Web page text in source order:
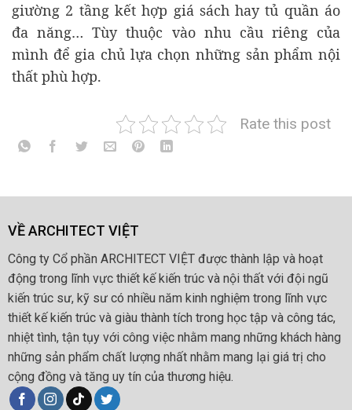
giường 2 tầng kết hợp giá sách hay tủ quần áo
đa năng… Tùy thuộc vào nhu cầu riêng của
mình để gia chủ lựa chọn những sản phẩm nội
thất phù hợp.
Rate this post
VỀ ARCHITECT VIỆT
Công ty Cổ phần ARCHITECT VIỆT được thành lập và hoạt
động trong lĩnh vực thiết kế kiến trúc và nội thất với đội ngũ
kiến trúc sư, kỹ sư có nhiều năm kinh nghiệm trong lĩnh vực
thiết kế kiến trúc và giàu thành tích trong học tập và công tác,
nhiệt tình, tận tụy với công việc nhằm mang những khách hàng
những sản phẩm chất lượng nhất nhằm mang lại giá trị cho
cộng đồng và tăng uy tín của thương hiệu.